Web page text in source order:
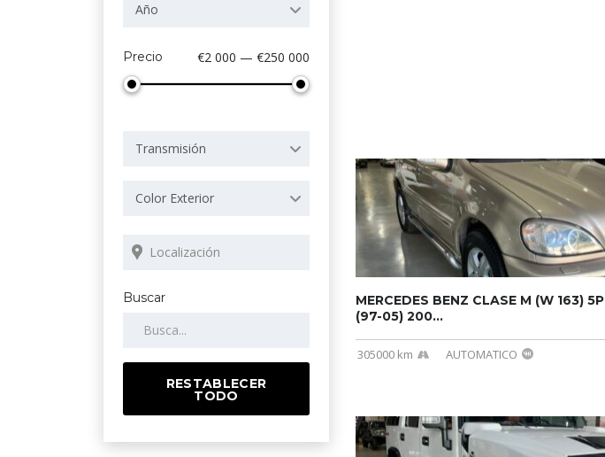
Año
Precio €2 000 — €250 000
Transmisión
Color Exterior
Buscar
RESTABLECER
TODO
MERCEDES BENZ CLASE M (W 163) 5P
(97-05) 200...
305000 km AUTOMATICO